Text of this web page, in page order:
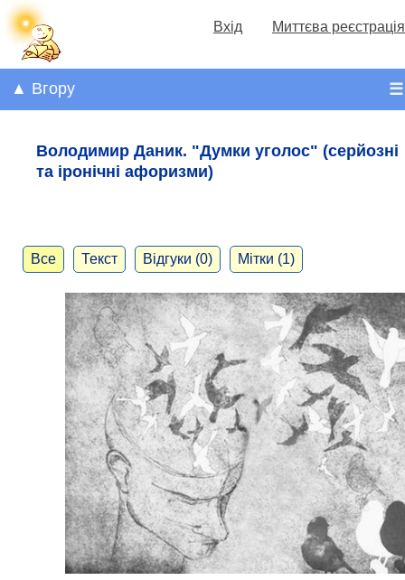
Вхід Миттєва реєстрація
☰
▲ Вгору
Володимир Даник. "Думки уголос" (серйозні
та іронічні афоризми)
Все Текст Відгуки (0) Мітки (1)